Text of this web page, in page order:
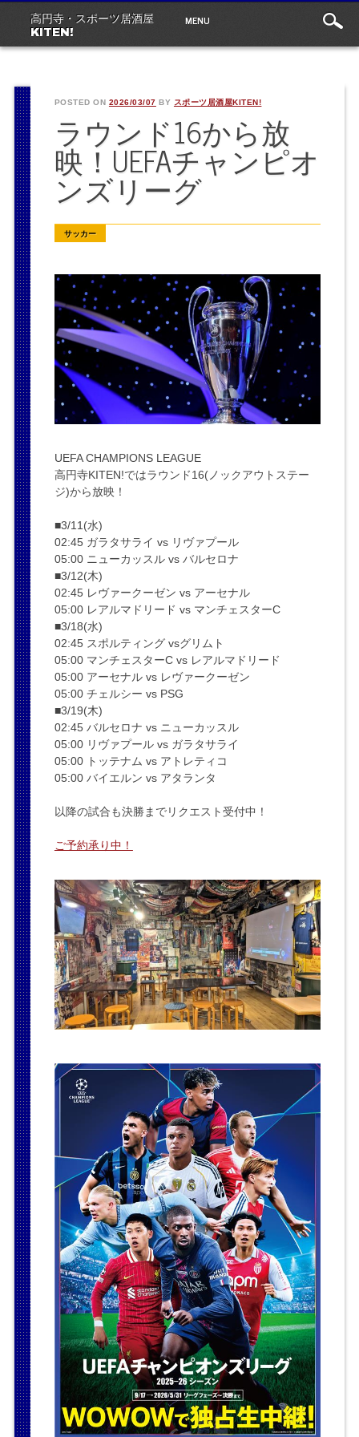
高円寺・スポーツ居酒屋
KITEN!
Main
MENU
POSTED ON 2026/03/07 BY スポーツ居酒屋KITEN!
ラウンド16から放
映！UEFAチャンピオ
ンズリーグ
サッカー
UEFA CHAMPIONS LEAGUE
高円寺KITEN!ではラウンド16(ノックアウトステー
ジ)から放映！
■3/11(水)
02:45 ガラタサライ vs リヴァプール
05:00 ニューカッスル vs バルセロナ
■3/12(木)
02:45 レヴァークーゼン vs アーセナル
05:00 レアルマドリード vs マンチェスターC
■3/18(水)
02:45 スポルティング vsグリムト
05:00 マンチェスターC vs レアルマドリード
05:00 アーセナル vs レヴァークーゼン
05:00 チェルシー vs PSG
■3/19(木)
02:45 バルセロナ vs ニューカッスル
05:00 リヴァプール vs ガラタサライ
05:00 トッテナム vs アトレティコ
05:00 バイエルン vs アタランタ
以降の試合も決勝までリクエスト受付中！
ご予約承り中！